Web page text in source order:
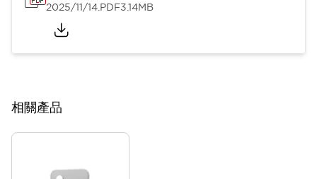
2025/11/14.PDF3.14MB
相關產品